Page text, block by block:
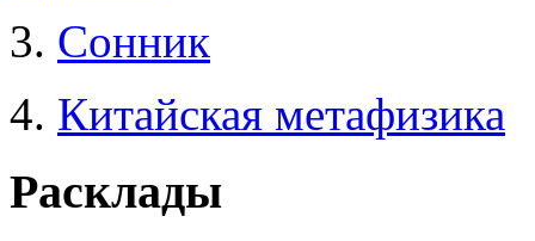
3. Сонник
4. Китайская метафизика
Расклады